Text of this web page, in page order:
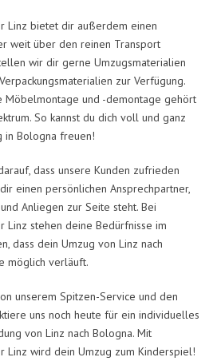
Linz bietet dir außerdem einen
weit über den reinen Transport
wir dir gerne Umzugsmaterialien
zur Verfügung.
Möbelmontage und -demontage gehört
So kannst du dich voll und ganz
in Bologna freuen!
dass unsere Kunden zufrieden
einen persönlichen Ansprechpartner,
Anliegen zur Seite steht. Bei
Linz stehen deine Bedürfnisse im
dass dein Umzug von Linz nach
möglich verläuft.
unserem Spitzen-Service und den
uns noch heute für ein individuelles
von Linz nach Bologna. Mit
Linz wird dein Umzug zum Kinderspiel!